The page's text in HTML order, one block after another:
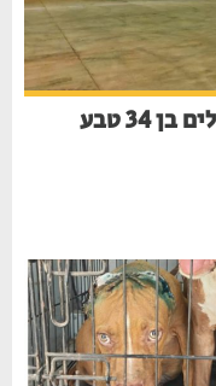
טרגדיה בקפריסין: תושב ירושלים בן 34 טבע